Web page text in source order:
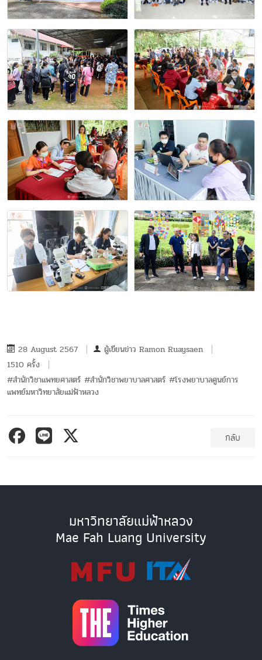
28 August 2567 ผู้เขียนข่าว Ramon Ruaysaen
1510 ครั้ง
#สำนักวิชาแพทยศาสตร์ #สำนักวิชาพยาบาลศาสตร์ #โรงพยาบาลศูนย์การ
แพทย์มหาวิทยาลัยแม่ฟ้าหลวง
กลับ
มหาวิทยาลัยแม่ฟ้าหลวง
Mae Fah Luang University